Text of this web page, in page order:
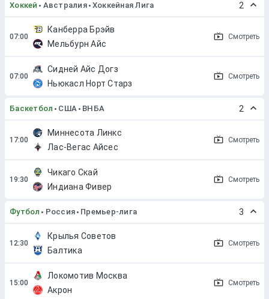
Хоккей Австралия Хоккейная Лига 2
Канберра Брэйв
Мельбурн Айс
Смотреть
Сидней Айс Догз
Ньюкасл Норт Старз
Смотреть
Баскетбол США ВНБА 2
Миннесота Линкс
Лас-Вегас Айсес
Смотреть
Чикаго Скай
Индиана Фивер
Смотреть
Футбол Россия Премьер-лига 3
Крылья Советов
Балтика
Смотреть
Локомотив Москва
Акрон
Смотреть